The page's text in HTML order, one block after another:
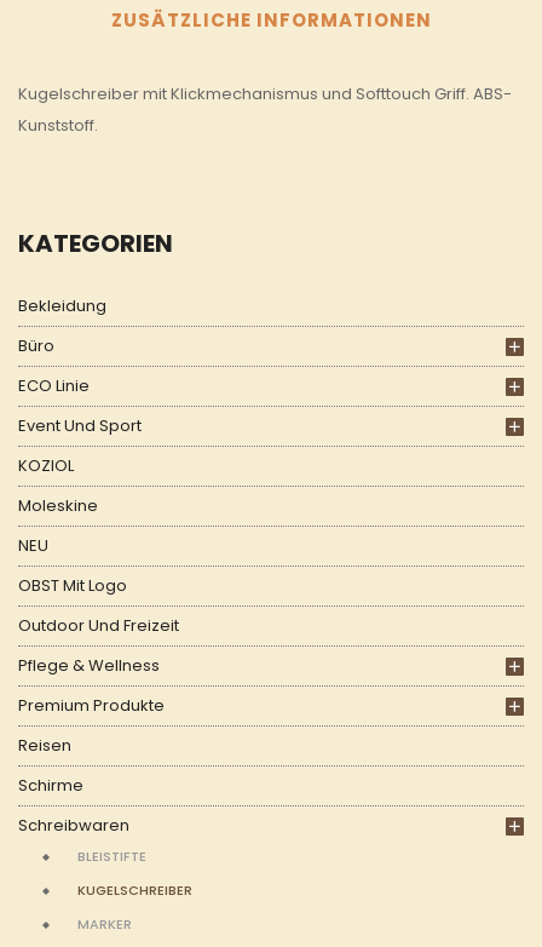
KATEGORIEN
Bekleidung
Büro
ECO Linie
Event Und Sport
KOZIOL
Moleskine
NEU
OBST Mit Logo
Outdoor Und Freizeit
Pflege & Wellness
Premium Produkte
Reisen
Schirme
Schreibwaren
BLEISTIFTE
KUGELSCHREIBER
MARKER
ZUSÄTZLICHE INFORMATIONEN
Kugelschreiber mit Klickmechanismus und Softtouch Griff. ABS-
Kunststoff.